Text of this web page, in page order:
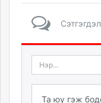
Сэтгэгдэл